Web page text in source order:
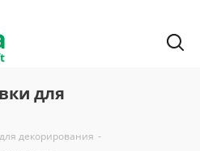
для
декорирования -